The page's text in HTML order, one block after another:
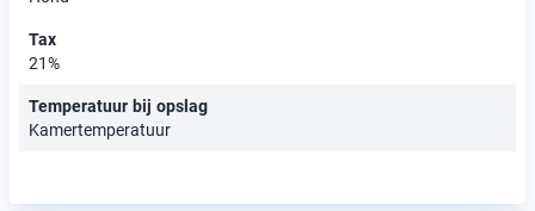
Tax
21%
Temperatuur bij opslag
Kamertemperatuur